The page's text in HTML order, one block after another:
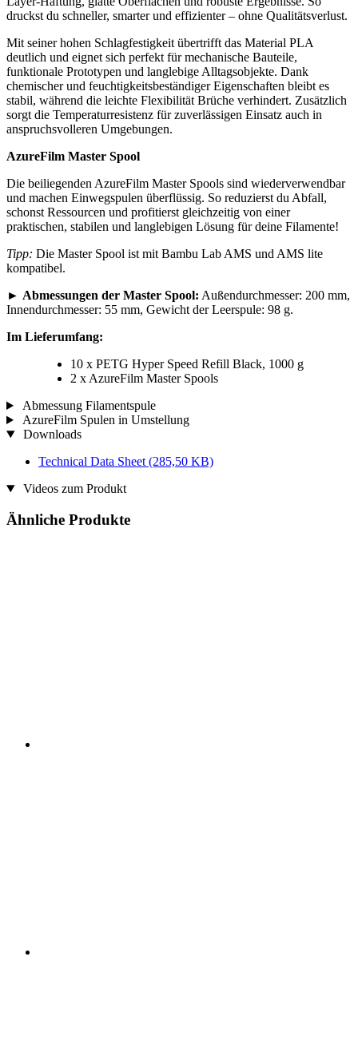
druckst du schneller, smarter und effizienter – ohne Qualitätsverlust.
Mit seiner hohen Schlagfestigkeit übertrifft das Material PLA
deutlich und eignet sich perfekt für mechanische Bauteile,
funktionale Prototypen und langlebige Alltagsobjekte. Dank
chemischer und feuchtigkeitsbeständiger Eigenschaften bleibt es
stabil, während die leichte Flexibilität Brüche verhindert. Zusätzlich
sorgt die Temperaturresistenz für zuverlässigen Einsatz auch in
anspruchsvolleren Umgebungen.
AzureFilm Master Spool
Die beiliegenden AzureFilm Master Spools sind wiederverwendbar
und machen Einwegspulen überflüssig. So reduzierst du Abfall,
schonst Ressourcen und profitierst gleichzeitig von einer
praktischen, stabilen und langlebigen Lösung für deine Filamente!
Tipp: Die Master Spool ist mit Bambu Lab AMS und AMS lite
kompatibel.
► Abmessungen der Master Spool: Außendurchmesser: 200 mm,
Innendurchmesser: 55 mm, Gewicht der Leerspule: 98 g.
Im Lieferumfang:
10 x PETG Hyper Speed Refill Black, 1000 g
2 x AzureFilm Master Spools
Abmessung Filamentspule
AzureFilm Spulen in Umstellung
Downloads
Technical Data Sheet (285,50 KB)
Videos zum Produkt
Ähnliche Produkte